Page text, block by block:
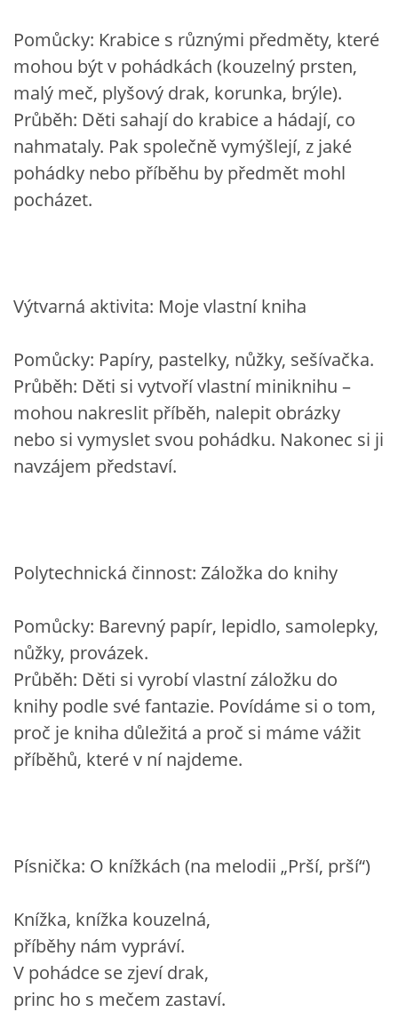
Pomůcky: Krabice s různými předměty, které
mohou být v pohádkách (kouzelný prsten,
malý meč, plyšový drak, korunka, brýle).
Průběh: Děti sahají do krabice a hádají, co
nahmataly. Pak společně vymýšlejí, z jaké
pohádky nebo příběhu by předmět mohl
pocházet.
Výtvarná aktivita: Moje vlastní kniha
Pomůcky: Papíry, pastelky, nůžky, sešívačka.
Průběh: Děti si vytvoří vlastní miniknihu –
mohou nakreslit příběh, nalepit obrázky
nebo si vymyslet svou pohádku. Nakonec si ji
navzájem představí.
Polytechnická činnost: Záložka do knihy
Pomůcky: Barevný papír, lepidlo, samolepky,
nůžky, provázek.
Průběh: Děti si vyrobí vlastní záložku do
knihy podle své fantazie. Povídáme si o tom,
proč je kniha důležitá a proč si máme vážit
příběhů, které v ní najdeme.
Písnička: O knížkách (na melodii „Prší, prší“)
Knížka, knížka kouzelná,
příběhy nám vypráví.
V pohádce se zjeví drak,
princ ho s mečem zastaví.